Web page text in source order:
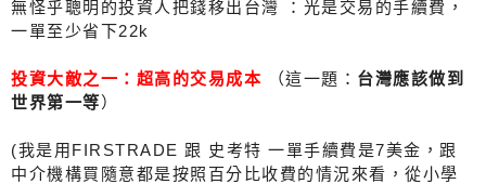
無怪乎聰明的投資人把錢移出台灣 ：光是交易的手續費，
一單至少省下22k
投資大敵之一：超高的交易成本 （這一題： 台灣應該做到
世界第一等）
(我是用FIRSTRADE 跟 史考特 一單手續費是7美金，跟
中介機構買隨意都是按照百分比收費的情況來看，從小學